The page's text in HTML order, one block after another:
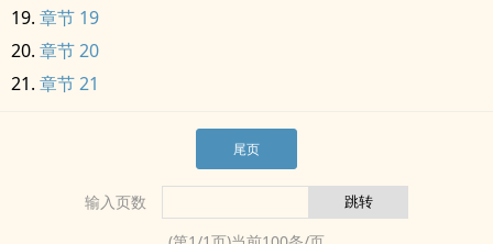
章节 19
章节 20
章节 21
尾页
输入页数